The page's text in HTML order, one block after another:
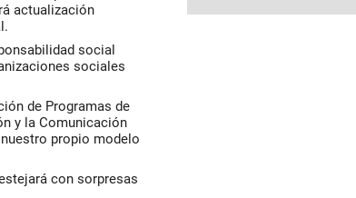
actualización
social
sociales
de Programas de
y la Comunicación
propio modelo
con sorpresas